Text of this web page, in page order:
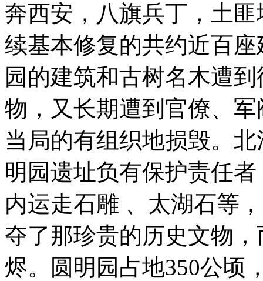
奔西安，八旗兵丁，土
续基本修复的共约近百
园的建筑和古树名木遭
物，又长期遭到官僚、
当局的有组织地损毁。
明园遗址负有保护责任
内运走石雕 、太湖石等
夺了那珍贵的历史文物
烬。圆明园占地350公顷